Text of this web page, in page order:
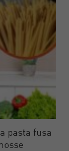
pasta fusa